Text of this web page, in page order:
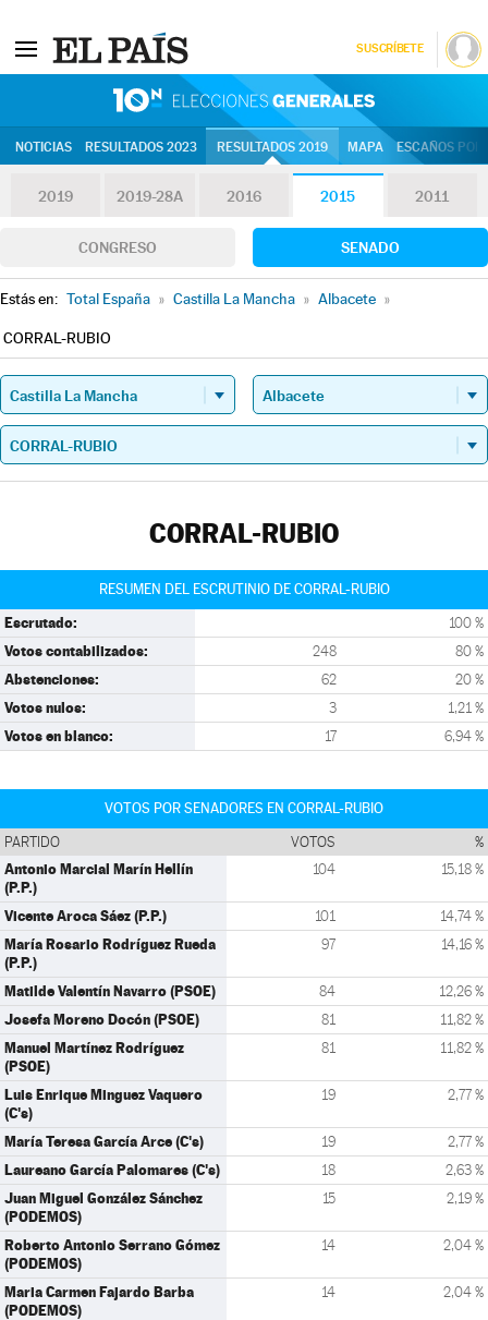
SUSCRÍBETE
NOTICIAS RESULTADOS 2023 RESULTADOS 2019 MAPA ESCAÑOS
2019 2019-28A 2016 2015 2011
CONGRESO SENADO
Estás en: Total España » Castilla La Mancha » Albacete »
CORRAL-RUBIO
CORRAL-RUBIO
RESUMEN DEL ESCRUTINIO DE CORRAL-RUBIO
Escrutado: 100 %
Votos contabilizados: 248 80 %
Abstenciones: 62 20 %
Votos nulos: 3 1,21 %
Votos en blanco: 17 6,94 %
VOTOS POR SENADORES EN CORRAL-RUBIO
PARTIDO VOTOS %
Antonio Marcial Marín Hellín
(P.P.)
104 15,18 %
Vicente Aroca Sáez (P.P.) 101 14,74 %
María Rosario Rodríguez Rueda
(P.P.)
97 14,16 %
Matilde Valentín Navarro (PSOE) 84 12,26 %
Josefa Moreno Docón (PSOE) 81 11,82 %
Manuel Martínez Rodríguez
(PSOE)
81 11,82 %
Luis Enrique Minguez Vaquero
(C's)
19 2,77 %
María Teresa García Arce (C's) 19 2,77 %
Laureano García Palomares (C's) 18 2,63 %
Juan Miguel González Sánchez
(PODEMOS)
15 2,19 %
Roberto Antonio Serrano Gómez
(PODEMOS)
14 2,04 %
Maria Carmen Fajardo Barba
(PODEMOS)
14 2,04 %